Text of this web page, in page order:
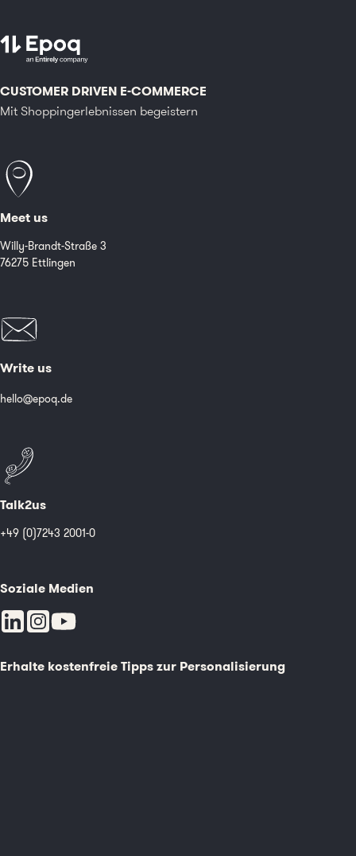
CUSTOMER DRIVEN E-COMMERCE
Mit Shoppingerlebnissen begeistern
Meet us
Willy-Brandt-Straße 3
76275 Ettlingen
Write us
hello@epoq.de
Talk2us
+49 (0)7243 2001-0
Soziale Medien
Erhalte kostenfreie Tipps zur Personalisierung